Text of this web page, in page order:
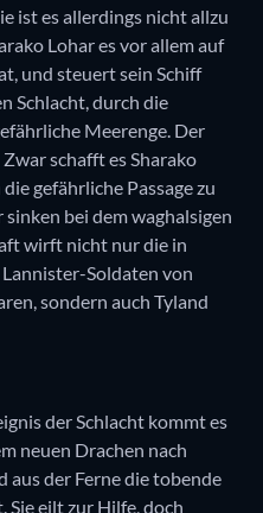
ist es allerdings nicht allzu
Lohar es vor allem auf
und steuert sein Schiff
Schlacht, durch die
Meerenge. Der
schafft es Sharako
gefährliche Passage zu
bei dem waghalsigen
wirft nicht nur die in
Soldaten von
sondern auch Tyland
der Schlacht kommt es
neuen Drachen nach
der Ferne die tobende
Sie eilt zur Hilfe, doch